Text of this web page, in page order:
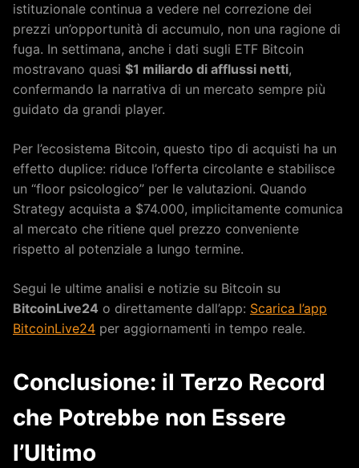
istituzionale continua a vedere nel correzione dei
prezzi un’opportunità di accumulo, non una ragione di
fuga. In settimana, anche i dati sugli ETF Bitcoin
mostravano quasi $1 miliardo di afflussi netti,
confermando la narrativa di un mercato sempre più
guidato da grandi player.
Per l’ecosistema Bitcoin, questo tipo di acquisti ha un
effetto duplice: riduce l’offerta circolante e stabilisce
un “floor psicologico” per le valutazioni. Quando
Strategy acquista a $74.000, implicitamente comunica
al mercato che ritiene quel prezzo conveniente
rispetto al potenziale a lungo termine.
Segui le ultime analisi e notizie su Bitcoin su
BitcoinLive24 o direttamente dall’app: Scarica l’app
BitcoinLive24 per aggiornamenti in tempo reale.
Conclusione: il Terzo Record
che Potrebbe non Essere
l’Ultimo